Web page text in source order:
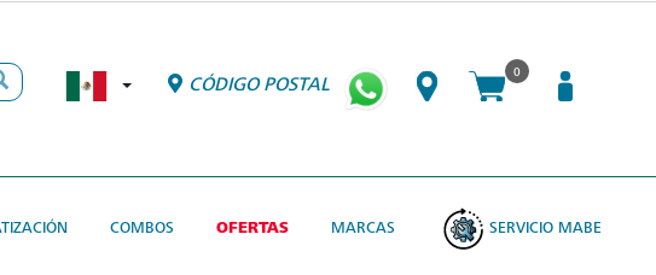
CÓDIGO POSTAL
0
COMBOS OFERTAS MARCAS SERVICIO MABE